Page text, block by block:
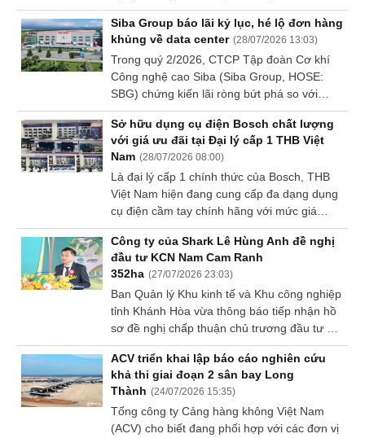
thống nhất xử lý và được TAND TP. Hà Nội
công nhận. Coteccons cho biết sẽ ghi nhận
vào báo cáo tài chính khi thỏa thuận được
thực hiện theo đúng quy định.
Siba Group báo lãi kỷ lục, hé lộ đơn hàng
khủng về data center (28/07/2026 13:03)
Trong quý 2/2026, CTCP Tập đoàn Cơ khí
Công nghệ cao Siba (Siba Group, HOSE:
SBG) chứng kiến lãi ròng bứt phá so với
cùng kỳ, ghi nhận mức lãi quý cao kỷ lục, bất
chấp doanh thu đi lùi khá mạnh.
Sở hữu dụng cụ điện Bosch chất lượng
với giá ưu đãi tại Đại lý cấp 1 THB Việt
Nam (28/07/2026 08:00)
Là đại lý cấp 1 chính thức của Bosch, THB
Việt Nam hiện đang cung cấp đa dạng dụng
cụ điện cầm tay chính hãng với mức giá
cạnh tranh, đáp ứng trọn vẹn nhu cầu từ
người dùng gia đình, thợ kỹ thuật cho đến
các doanh nghiệp xây dựng, sản xuất. Đồng
thời, đơn vị còn là trung tâm bảo hành ủy
quyền của Bosch tại Việt Nam, mang đến
dịch vụ hậu mãi chuyên nghiệp và hỗ trợ kỹ
thuật theo đúng tiêu chuẩn của hãng, giúp
khách hàng hoàn toàn yên tâm trong suốt
quá trình sử dụng.
Công ty của Shark Lê Hùng Anh đề nghị
đầu tư KCN Nam Cam Ranh
352ha (27/07/2026 23:03)
Ban Quản lý Khu kinh tế và Khu công nghiệp
tỉnh Khánh Hòa vừa thông báo tiếp nhận hồ
sơ đề nghị chấp thuận chủ trương đầu tư dự
án Đầu tư xây dựng và kinh doanh kết cấu
hạ tầng Khu công nghiệp Nam Cam Ranh.
ACV triển khai lập báo cáo nghiên cứu
khả thi giai đoạn 2 sân bay Long
Thành (24/07/2026 15:35)
Tổng công ty Cảng hàng không Việt Nam
(ACV) cho biết đang phối hợp với các đơn vị
Công
cụ
đầu
Truyền
Dữ